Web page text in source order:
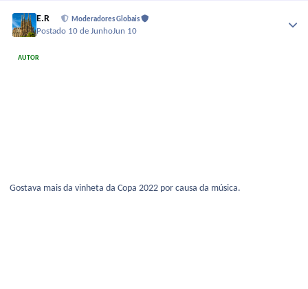
E.R Moderadores Globais
Postado 10 de JunhoJun 10
AUTOR
Gostava mais da vinheta da Copa 2022 por causa da música.